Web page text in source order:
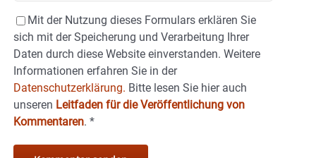
Mit der Nutzung dieses Formulars erklären Sie
sich mit der Speicherung und Verarbeitung Ihrer
Daten durch diese Website einverstanden. Weitere
Informationen erfahren Sie in der
Datenschutzerklärung. Bitte lesen Sie hier auch
unseren Leitfaden für die Veröffentlichung von
Kommentaren. *